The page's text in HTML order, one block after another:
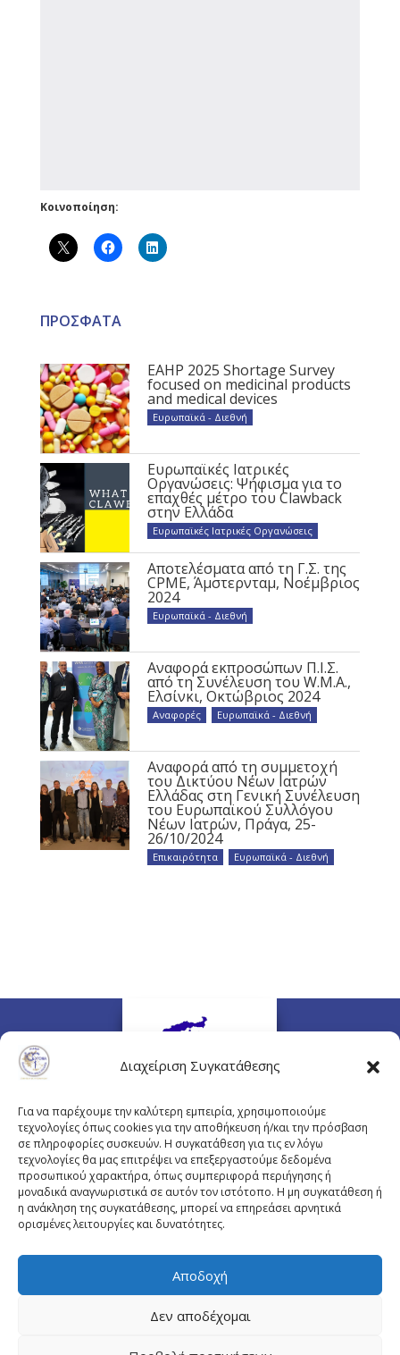
Διαχείριση Συγκατάθεσης
Για να παρέχουμε την καλύτερη εμπειρία, χρησιμοποιούμε
τεχνολογίες όπως cookies για την αποθήκευση ή/και την πρόσβαση
σε πληροφορίες συσκευών. Η συγκατάθεση για τις εν λόγω
τεχνολογίες θα μας επιτρέψει να επεξεργαστούμε δεδομένα
προσωπικού χαρακτήρα, όπως συμπεριφορά περιήγησης ή
μοναδικά αναγνωριστικά σε αυτόν τον ιστότοπο. Η μη συγκατάθεση ή
η ανάκληση της συγκατάθεσης, μπορεί να επηρεάσει αρνητικά
ορισμένες λειτουργίες και δυνατότητες.
Αποδοχή
Δεν αποδέχομαι
Κοινοποίηση:
ΠΡΟΣΦΑΤΑ
EAHP 2025 Shortage Survey
focused on medicinal products
and medical devices
Ευρωπαϊκά - Διεθνή
Ευρωπαϊκές Ιατρικές
Οργανώσεις: Ψήφισμα για το
επαχθές μέτρο του Clawback
στην Ελλάδα
Ευρωπαϊκές Ιατρικές Οργανώσεις
Αποτελέσματα από τη Γ.Σ. της
CPME, Άμστερνταμ, Νοέμβριος
2024
Ευρωπαϊκά - Διεθνή
Αναφορά εκπροσώπων Π.Ι.Σ.
από τη Συνέλευση του W.M.A.,
Ελσίνκι, Οκτώβριος 2024
Αναφορές Ευρωπαϊκά - Διεθνή
Αναφορά από τη συμμετοχή
του Δικτύου Νέων Ιατρών
Ελλάδας στη Γενική Συνέλευση
του Ευρωπαϊκού Συλλόγου
Νέων Ιατρών, Πράγα, 25-
26/10/2024
Επικαιρότητα Ευρωπαϊκά - Διεθνή
Πλουτάρχου 3, 10675 Αθήνα
Email επικοινωνίας:pisinfo@pis.gr